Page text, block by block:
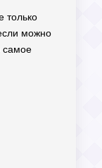
только
можно
самое